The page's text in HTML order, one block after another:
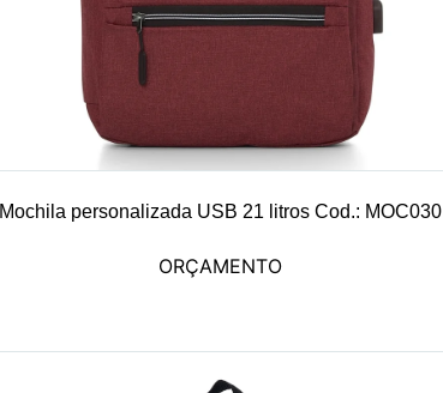
Mochila personalizada USB 21 litros Cod.: MOC030
ORÇAMENTO